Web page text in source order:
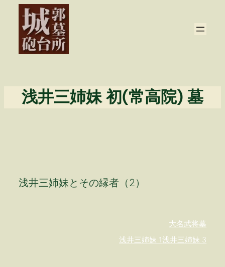
浅井三姉妹 初(常高院) 墓
浅井三姉妹とその縁者（2）
大名武将墓
浅井三姉妹 1 浅井三姉妹 3